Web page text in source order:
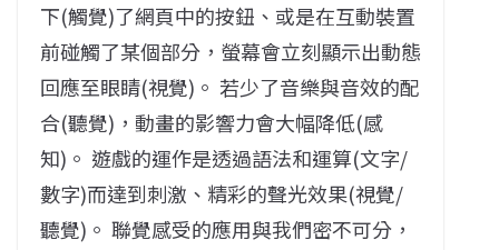
下(觸覺)了網頁中的按鈕、或是在互動裝置
前碰觸了某個部分，螢幕會立刻顯示出動態
回應至眼睛(視覺)。 若少了音樂與音效的配
合(聽覺)，動畫的影響力會大幅降低(感
知)。 遊戲的運作是透過語法和運算(文字/
數字)而達到刺激、精彩的聲光效果(視覺/
聽覺)。 聯覺感受的應用與我們密不可分，